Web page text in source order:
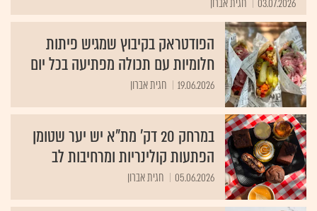
03.07.2026 חגית אברון
הפודטראק בקיבוץ שמגיש פיתות
חלומיות עם תכולה מפתיעה בכל יום
19.06.2026 חגית אברון
במרחק 20 דק' מת"א יש יער שטומן
הפתעות קולינריות ומרחיבות לב
05.06.2026 חגית אברון